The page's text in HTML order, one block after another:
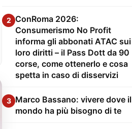
2 ConRoma 2026:
Consumerismo No Profit
informa gli abbonati ATAC sui
loro diritti – il Pass Dott da 90
corse, come ottenerlo e cosa
spetta in caso di disservizi
3 Marco Bassano: vivere dove il
mondo ha più bisogno di te